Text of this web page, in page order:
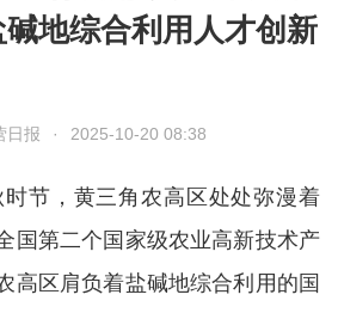
地综合利用人才创新
日报 · 2025-10-20 08:38
时节，黄三角农高区处处弥漫着
国第二个国家级农业高新技术产
高区肩负着盐碱地综合利用的国